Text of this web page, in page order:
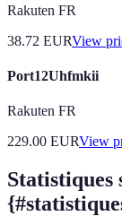
Rakuten FR
38.72 EURView
Port12Uhfmkii
Rakuten FR
229.00 EURView